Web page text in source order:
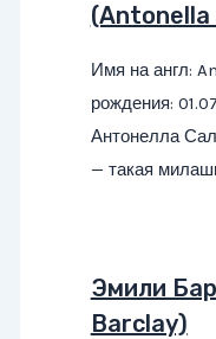
(Antonella
Имя на англ:
рождения:
Антонелла
— такая
Эмили
Barclay)